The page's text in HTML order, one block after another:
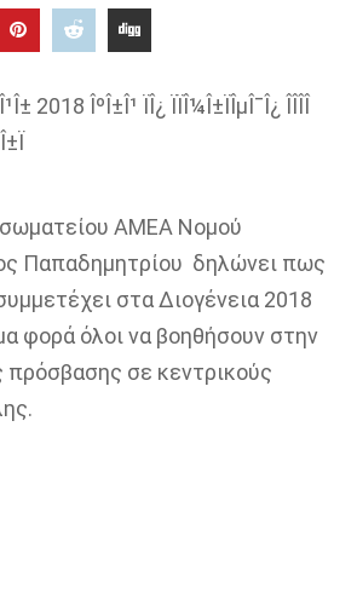
ΑΜΕΑ Νομού
Παπαδημητρίου δηλώνει πως
στα Διογένεια 2018
φορά όλοι να βοηθήσουν στην
πρόσβασης σε κεντρικούς